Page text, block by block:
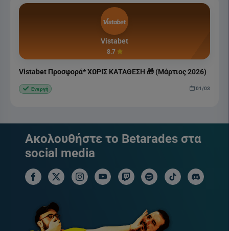
Vistabet
8.7
Vistabet Προσφορά* ΧΩΡΙΣ ΚΑΤΑΘΕΣΗ 🎁 (Μάρτιος 2026)
Ενεργή 01/03
Ακολουθήστε το Betarades στα
social media
facebook social link
x social linkinstagram social link
youtube social link
twitch social link
spotify social link
tiktok social link
discord